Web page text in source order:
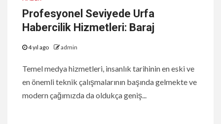
Profesyonel Seviyede Urfa
Habercilik Hizmetleri: Baraj
4 yıl ago admin
Temel medya hizmetleri, insanlık tarihinin en eski ve
en önemli teknik çalışmalarının başında gelmekte ve
modern çağımızda da oldukça geniş...